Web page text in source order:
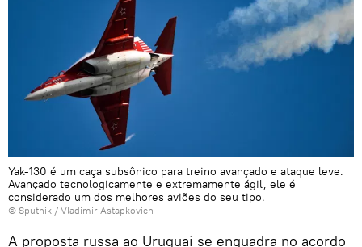
Yak-130 é um caça subsônico para treino avançado e ataque leve.
Avançado tecnologicamente e extremamente ágil, ele é
considerado um dos melhores aviões do seu tipo.
© Sputnik / Vladimir Astapkovich
A proposta russa ao Uruguai se enquadra no acordo